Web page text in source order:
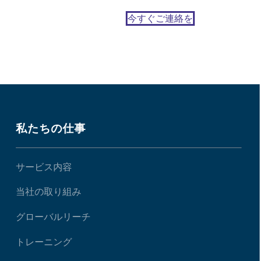
今すぐご連絡を
私たちの仕事
サービス内容
当社の取り組み
グローバルリーチ
トレーニング